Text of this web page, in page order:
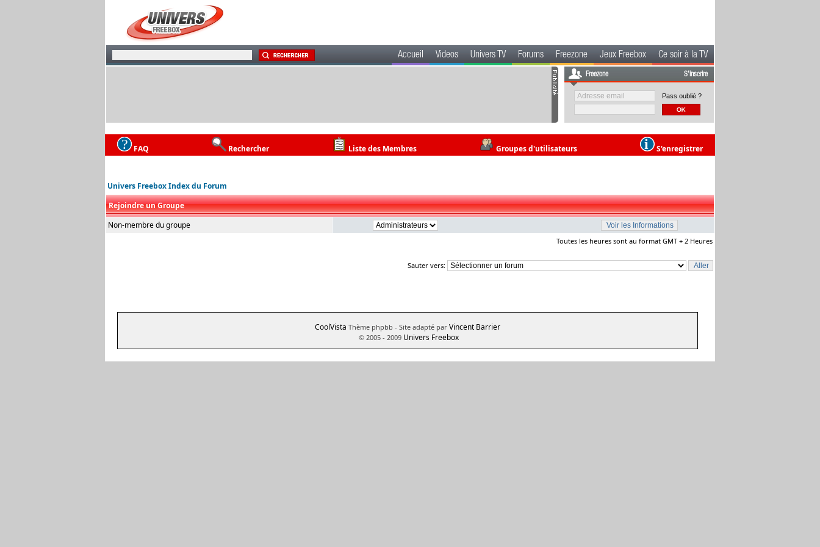
Accueil Videos Univers TV Forums Freezone Jeux Freebox Ce soir à la TV
Freezone S'inscrire
Pass oublié ?
FAQ Rechercher Liste des Membres Groupes d'utilisateurs S'enregistrer
Univers Freebox Index du Forum
Rejoindre un Groupe
Non-membre du groupe
Toutes les heures sont au format GMT + 2 Heures
Sauter vers:
CoolVista Thème phpbb - Site adapté par Vincent Barrier
© 2005 - 2009 Univers Freebox